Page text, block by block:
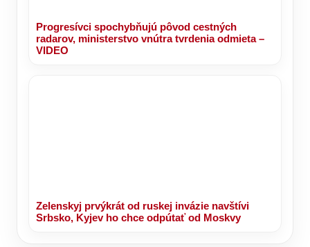
Progresívci spochybňujú pôvod cestných
radarov, ministerstvo vnútra tvrdenia odmieta –
VIDEO
Zelenskyj prvýkrát od ruskej invázie navštívi
Srbsko, Kyjev ho chce odpútať od Moskvy